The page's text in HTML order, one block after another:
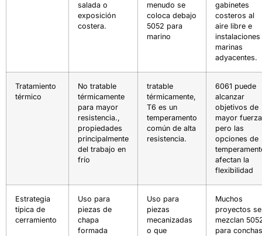
salada o
exposición
costera.
menudo se
coloca debajo
5052 para
marino
gabinetes
costeros al
aire libre e
instalaciones
marinas
adyacentes.
Tratamiento
térmico
No tratable
térmicamente
para mayor
resistencia.,
propiedades
principalmente
del trabajo en
frío
tratable
térmicamente,
T6 es un
temperamento
común de alta
resistencia.
6061 puede
alcanzar
objetivos de
mayor
pero las
opciones de
afectan la
flexibilidad
Estrategia
típica de
cerramiento
Uso para
piezas de
chapa
formada
Uso para
piezas
mecanizadas
o que
Muchos
proyectos se
mezclan
para conchas